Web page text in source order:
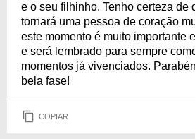
e o seu filhinho. Tenho certeza de
tornará uma pessoa de coração
este momento é muito importante
e será lembrado para sempre
momentos já vivenciados.
bela fase!
COPIAR